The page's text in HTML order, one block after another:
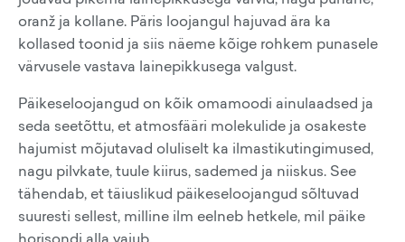
oranž ja kollane. Päris loojangul hajuvad ära ka
kollased toonid ja siis näeme kõige rohkem punasele
värvusele vastava lainepikkusega valgust.
Päikeseloojangud on kõik omamoodi ainulaadsed ja
seda seetõttu, et atmosfääri molekulide ja osakeste
hajumist mõjutavad oluliselt ka ilmastikutingimused,
nagu pilvkate, tuule kiirus, sademed ja niiskus. See
tähendab, et täiuslikud päikeseloojangud sõltuvad
suuresti sellest, milline ilm eelneb hetkele, mil päike